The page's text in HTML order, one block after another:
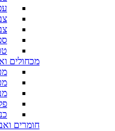
מכחולים
חומרים